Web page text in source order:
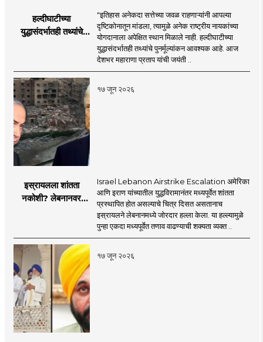
हल्दीघाटीच्या
युद्धासंदर्भातही तथ्यांचे
मोहनजी भागवत
"इतिहास अनेकदा सत्तेच्या जवळ राहणाऱ्यांनी आपल्या
दृष्टिकोनातून मांडला, त्यामुळे अनेक राष्ट्रीय नायकांच्या
योगदानाला अपेक्षित स्थान मिळाले नाही. हल्दीघाटीच्या
युद्धासंदर्भातही तथ्यांचे पुनर्मूल्यांकन आवश्यक आहे. आज
देशभर महाराणा प्रताप यांची जयंती ..
१७ जून २०२६
इस्रायलला शांतता
नकोशी? लेबनानवर
इराण-अमेरिकेत आरोप-
प्रत्यारोप
Israel Lebanon Airstrike Escalation अमेरिका
आणि इराण यांच्यातील युद्धविरामानंतर मध्यपूर्वेत शांतता
प्रस्थापित होत असल्याचे चित्र दिसत असतानाच
इस्रायलने लेबनानमध्ये जोरदार हल्ला केला. या हल्ल्यामुळे
पुन्हा एकदा मध्यपूर्वेत तणाव वाढण्याची शक्यता व्यक्त ..
१७ जून २०२६